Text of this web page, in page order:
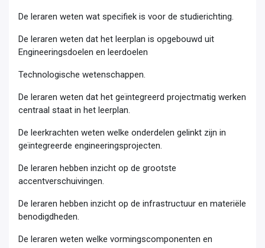
De leraren weten wat specifiek is voor de studierichting.
De leraren weten dat het leerplan is opgebouwd uit
Engineeringsdoelen en leerdoelen
Technologische wetenschappen.
De leraren weten dat het geïntegreerd projectmatig werken
centraal staat in het leerplan.
De leerkrachten weten welke onderdelen gelinkt zijn in
geïntegreerde engineeringsprojecten.
De leraren hebben inzicht op de grootste
accentverschuivingen.
De leraren hebben inzicht op de infrastructuur en materiële
benodigdheden.
De leraren weten welke vormingscomponenten en